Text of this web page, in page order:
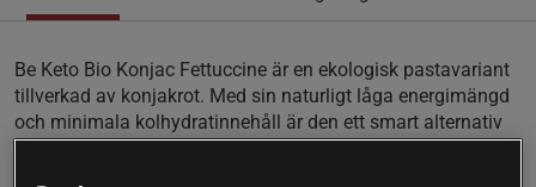
Be Keto Bio Konjac Fettuccine är en ekologisk pastavariant
tillverkad av konjakrot. Med sin naturligt låga energimängd
och minimala kolhydratinnehåll är den ett smart alternativ
för dig som vill variera måltiderna utan att kompromissa